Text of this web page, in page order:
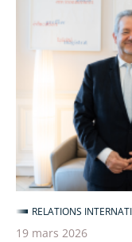
Conseil
d’État
président
la
Cour
constitutionnelle
du
RELATIONS
19 mars 2026